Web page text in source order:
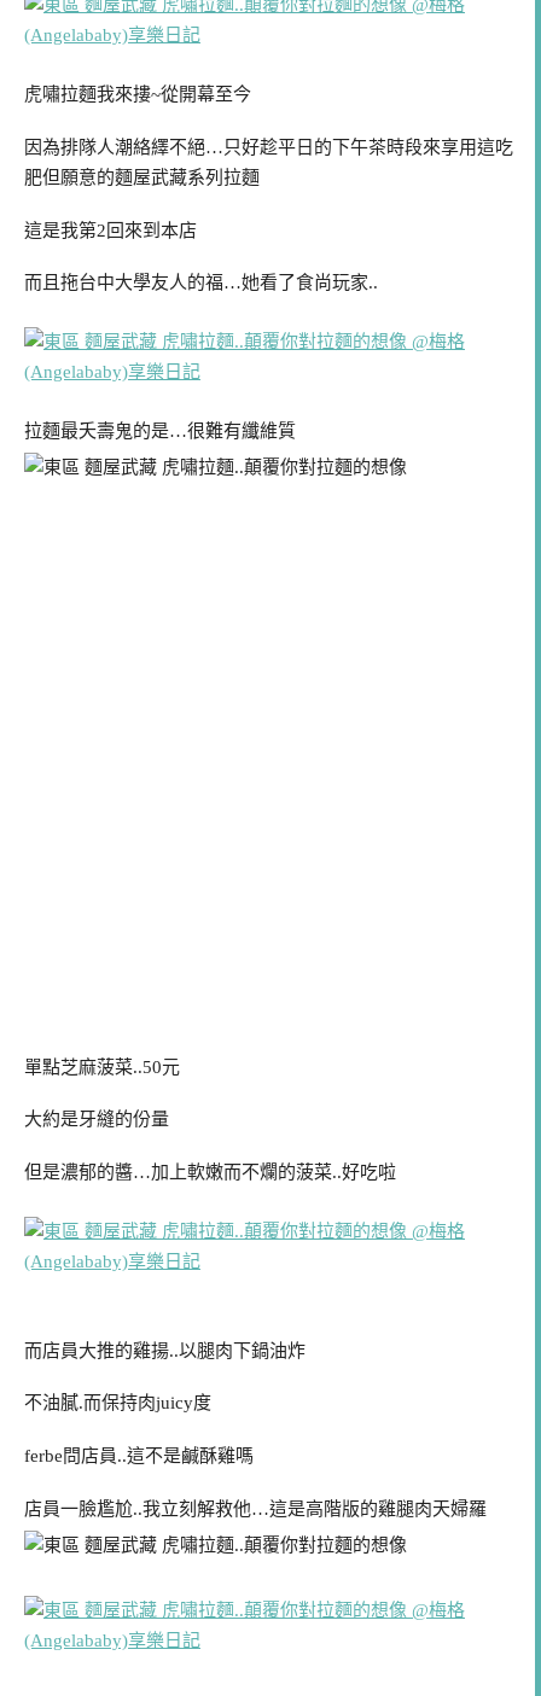
虎嘯拉麵我來摟~從開幕至今
因為排隊人潮絡繹不絕…只好趁平日的下午茶時段來享用這吃
肥但願意的麵屋武藏系列拉麵
這是我第2回來到本店
而且拖台中大學友人的福…她看了食尚玩家..
拉麵最夭壽鬼的是…很難有纖維質
單點芝麻菠菜..50元
大約是牙縫的份量
但是濃郁的醬…加上軟嫩而不爛的菠菜..好吃啦
而店員大推的雞揚..以腿肉下鍋油炸
不油膩.而保持肉juicy度
ferbe問店員..這不是鹹酥雞嗎
店員一臉尷尬..我立刻解救他…這是高階版的雞腿肉天婦羅